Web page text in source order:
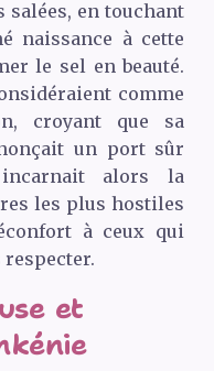
salées, en touchant
naissance à cette
le sel en beauté.
comme
croyant que sa
un port sûr
alors la
les plus hostiles
à ceux qui
et